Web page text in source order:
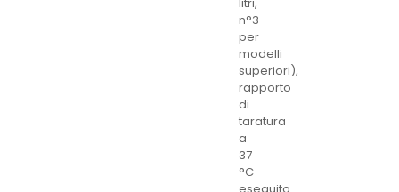
n°3
per
modelli
superiori),
rapporto
di
taratura
a
37
°C